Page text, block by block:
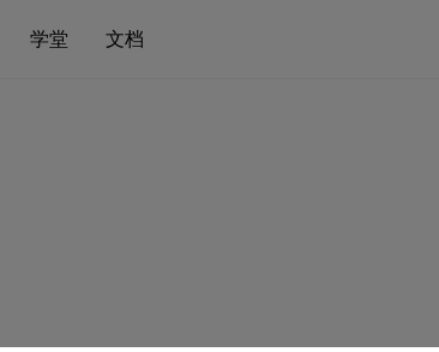
学堂 文档